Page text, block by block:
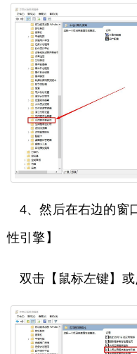
4、然后在右边的窗
性引擎】
双击【鼠标左键】或